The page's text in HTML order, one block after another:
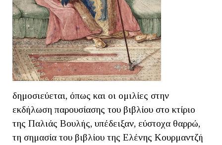
δημοσιεύεται, όπως και οι ομιλίες στην
εκδήλωση παρουσίασης του βιβλίου στο κτίριο
της Παλιάς Βουλής, υπέδειξαν, εύστοχα θαρρώ,
τη σημασία του βιβλίου της Ελένης Κουρμαντζή